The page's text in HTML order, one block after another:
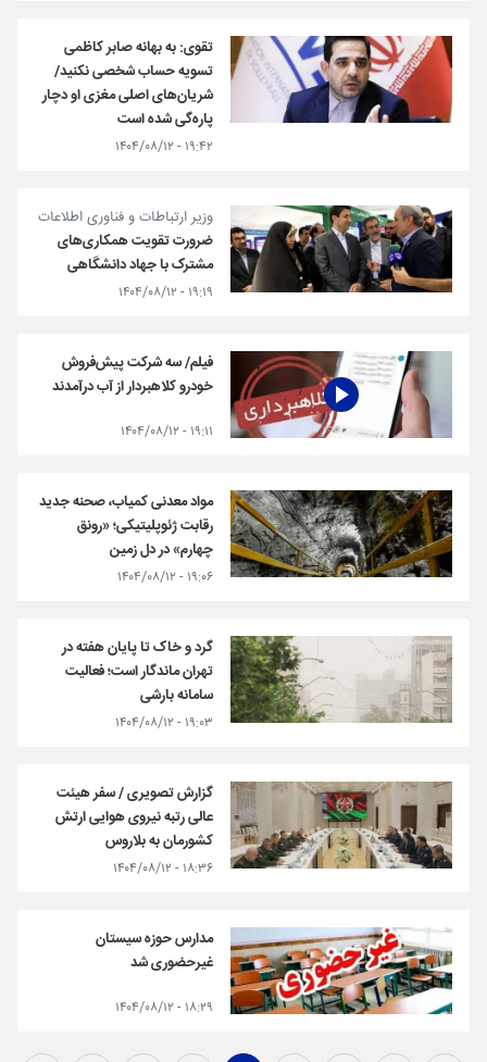
تقوی: به بهانه صابر کاظمی
تسویه حساب‌ شخصی نکنید/
شریان‌های اصلی مغزی او دچار
پاره‌گی شده است
۱۹:۴۲ - ۱۴۰۴/۰۸/۱۲
وزیر ارتباطات و فناوری اطلاعات
ضرورت تقویت همکاری‌های
مشترک با جهاد دانشگاهی
۱۹:۱۹ - ۱۴۰۴/۰۸/۱۲
فیلم/ سه شرکت پیش‌فروش
خودرو کلاهبردار از آب درآمدند
۱۹:۱۱ - ۱۴۰۴/۰۸/۱۲
مواد معدنی کمیاب، صحنه جدید
رقابت ژئوپلیتیکی؛ «رونق
چهارم» در دل زمین
۱۹:۰۶ - ۱۴۰۴/۰۸/۱۲
گرد و خاک تا پایان هفته در
تهران ماندگار است؛ فعالیت
سامانه بارشی
۱۹:۰۳ - ۱۴۰۴/۰۸/۱۲
گزارش تصویری / سفر هیئت
عالی رتبه نیروی هوایی ارتش
کشورمان به بلاروس
۱۸:۳۶ - ۱۴۰۴/۰۸/۱۲
مدارس حوزه سیستان
غیرحضوری شد
۱۸:۲۹ - ۱۴۰۴/۰۸/۱۲